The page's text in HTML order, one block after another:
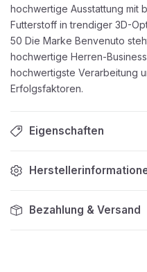
hochwertige Ausstattung mit
Futterstoff in trendiger 3D-
50 Die Marke Benvenuto
hochwertige Herren-
hochwertigste Verarbeitung
Erfolgsfaktoren.
Eigenschaften
Bezahlung & Versand